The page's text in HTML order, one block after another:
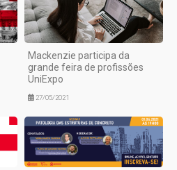
Mackenzie participa da
grande feira de profissões
UniExpo
27/05/2021